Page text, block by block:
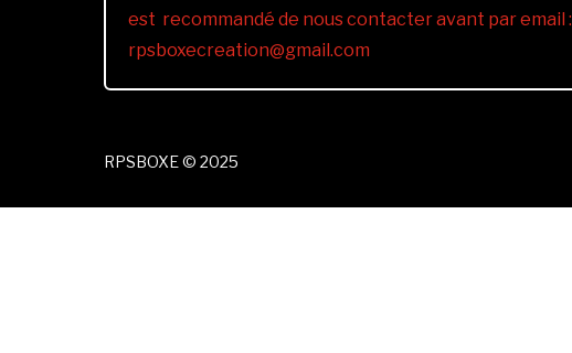
est recommandé de nous contacter avant par email :
rpsboxecreation@gmail.com
RPSBOXE © 2025